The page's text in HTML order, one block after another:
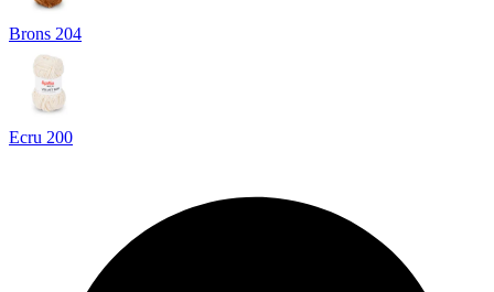
Brons 204
Ecru 200